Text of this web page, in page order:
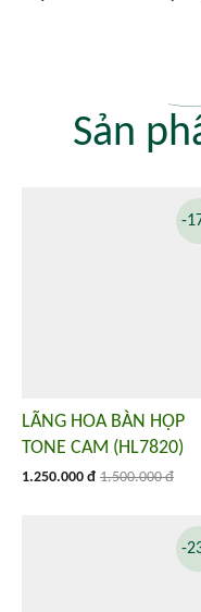
Sản
LÃNG HOA BÀN HỌP
TONE CAM (HL7820)
1.250.000 đ 1.500.000 đ
-
-